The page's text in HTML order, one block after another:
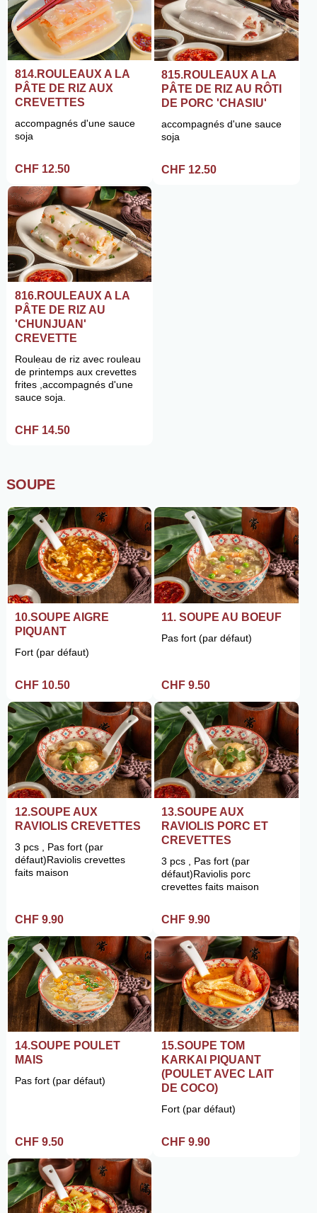
814.ROULEAUX A LA
PÂTE DE RIZ AUX
CREVETTES
accompagnés d'une sauce
soja
CHF 12.50
815.ROULEAUX A LA
PÂTE DE RIZ AU RÔTI
DE PORC 'CHASIU'
accompagnés d'une sauce
soja
CHF 12.50
816.ROULEAUX A LA
PÂTE DE RIZ AU
'CHUNJUAN'
CREVETTE
Rouleau de riz avec rouleau
de printemps aux crevettes
frites ,accompagnés d'une
sauce soja.
CHF 14.50
SOUPE
10.SOUPE AIGRE
PIQUANT
Fort (par défaut)
CHF 10.50
11. SOUPE AU BOEUF
Pas fort (par défaut)
CHF 9.50
12.SOUPE AUX
RAVIOLIS CREVETTES
3 pcs , Pas fort (par
défaut)Raviolis crevettes
faits maison
CHF 9.90
13.SOUPE AUX
RAVIOLIS PORC ET
CREVETTES
3 pcs , Pas fort (par
défaut)Raviolis porc
crevettes faits maison
CHF 9.90
14.SOUPE POULET
MAIS
Pas fort (par défaut)
CHF 9.50
15.SOUPE TOM
KARKAI PIQUANT
(POULET AVEC LAIT
DE COCO)
Fort (par défaut)
CHF 9.90